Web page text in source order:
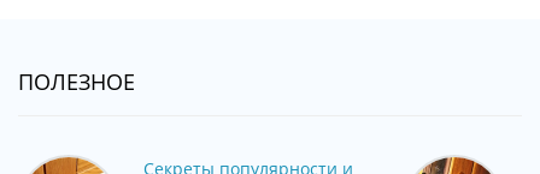
ПОЛЕЗНОЕ
Секреты популярности и